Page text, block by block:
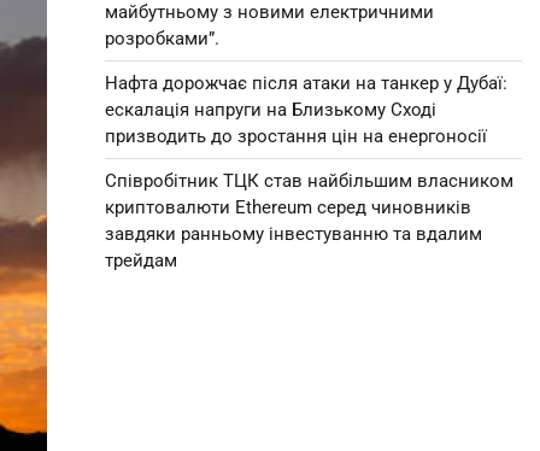
майбутньому з новими електричними
розробками”.
Нафта дорожчає після атаки на танкер у Дубаї:
ескалація напруги на Близькому Сході
призводить до зростання цін на енергоносії
Співробітник ТЦК став найбільшим власником
криптовалюти Ethereum серед чиновників
завдяки ранньому інвестуванню та вдалим
трейдам